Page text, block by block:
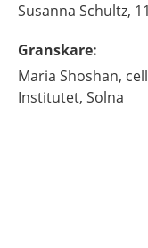
Susanna Schultz,
Granskare:
Maria Shoshan,
Institutet, Solna